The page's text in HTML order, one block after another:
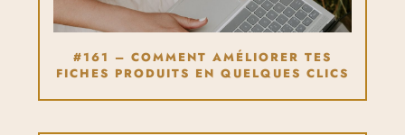
#161 – COMMENT AMÉLIORER TES
FICHES PRODUITS EN QUELQUES CLICS